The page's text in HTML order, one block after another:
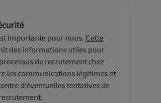
importante pour nous. Cette
des informations utiles pour
de recrutement chez
les communications légitimes et
d’éventuelles tentatives de